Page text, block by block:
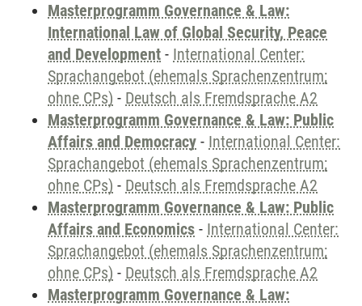
Masterprogramm Governance & Law:
International Law of Global Security, Peace
and Development - International Center:
Sprachangebot (ehemals Sprachenzentrum;
ohne CPs) - Deutsch als Fremdsprache A2
Masterprogramm Governance & Law: Public
Affairs and Democracy - International Center:
Sprachangebot (ehemals Sprachenzentrum;
ohne CPs) - Deutsch als Fremdsprache A2
Masterprogramm Governance & Law: Public
Affairs and Economics - International Center:
Sprachangebot (ehemals Sprachenzentrum;
ohne CPs) - Deutsch als Fremdsprache A2
Masterprogramm Governance & Law: